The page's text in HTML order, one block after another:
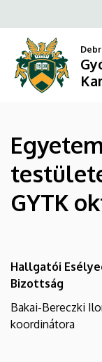
delegált
oktatók
a
tartalomra
Kar
GYTK
Hallgatói
Bizottság
Bakai-Bereczki
koordinátora